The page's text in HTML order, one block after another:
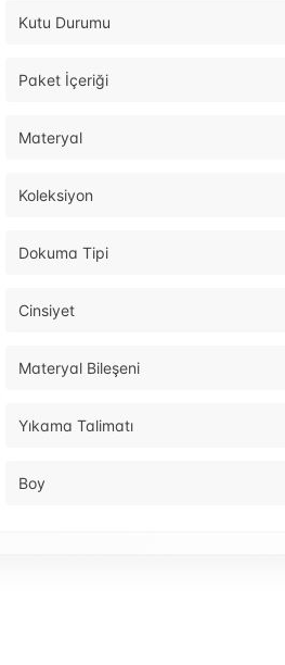
Kutu Durumu
Paket İçeriği
Materyal
Koleksiyon
Dokuma Tipi
Cinsiyet
Materyal Bileşeni
Yıkama Talimatı
Boy